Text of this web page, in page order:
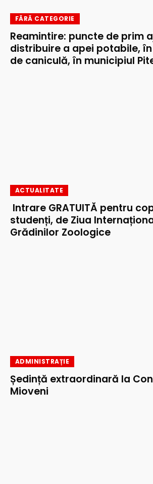
FĂRĂ CATEGORIE
Reamintire: puncte de prim
distribuire a apei potabile,
de caniculă, în municipiul
ACTUALITATE
Intrare GRATUITĂ pentru
studenți, de Ziua
Grădinilor Zoologice
ADMINISTRAȚIE
Ședință extraordinară la
Mioveni